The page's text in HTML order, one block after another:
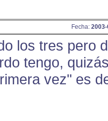
Fecha:
los tres pero
tengo,
vez" es